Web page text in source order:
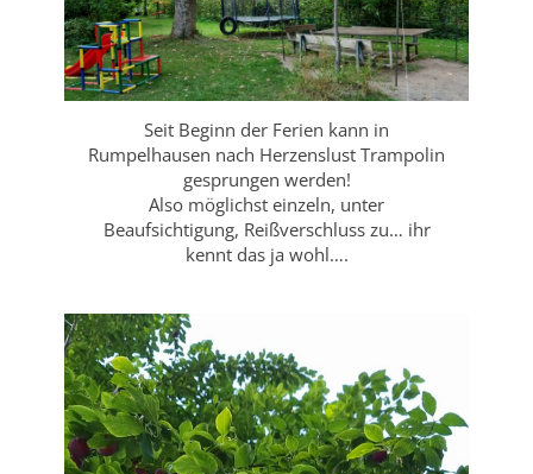
Seit Beginn der Ferien kann in
Rumpelhausen nach Herzenslust Trampolin
gesprungen werden!
Also möglichst einzeln, unter
Beaufsichtigung, Reißverschluss zu… ihr
kennt das ja wohl….